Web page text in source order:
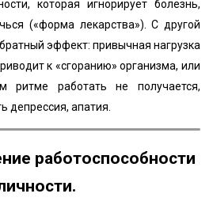
которая игнорирует болезнь,
(«форма лекарства»). С другой
эффект: привычная нагрузка
к «сгоранию» организма, или
работать не получается,
депрессия, апатия.
работоспособности